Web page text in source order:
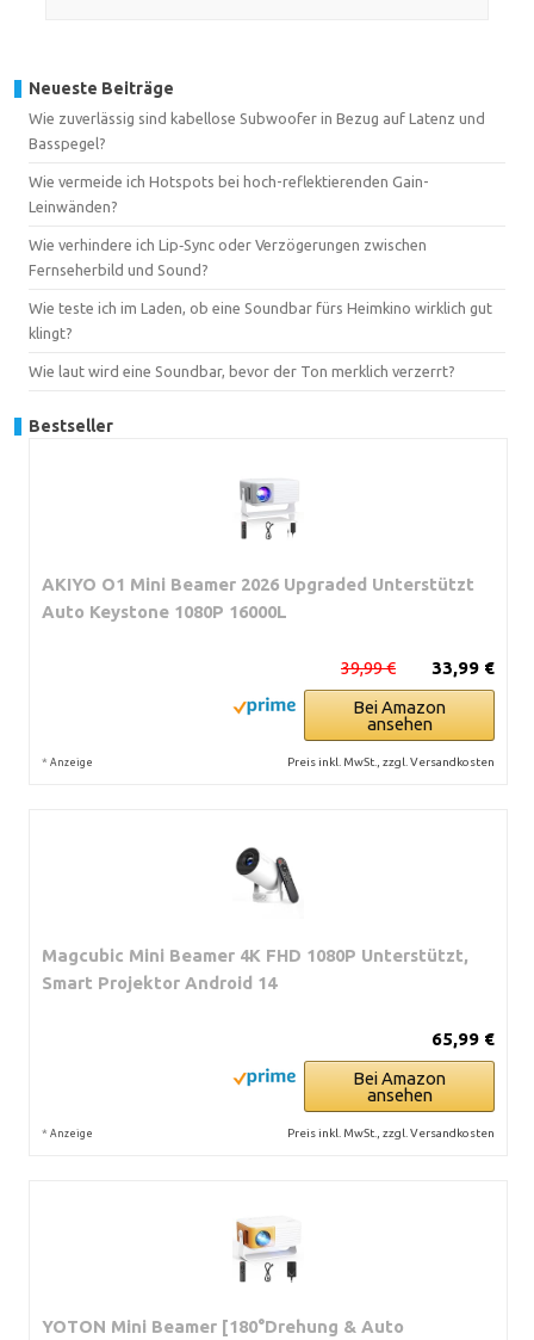
Neueste Beiträge
Wie zuverlässig sind kabellose Subwoofer in Bezug auf Latenz und
Basspegel?
Wie vermeide ich Hotspots bei hoch-reflektierenden Gain-
Leinwänden?
Wie verhindere ich Lip‑Sync oder Verzögerungen zwischen
Fernseherbild und Sound?
Wie teste ich im Laden, ob eine Soundbar fürs Heimkino wirklich gut
klingt?
Wie laut wird eine Soundbar, bevor der Ton merklich verzerrt?
Bestseller
AKIYO O1 Mini Beamer 2026 Upgraded Unterstützt
Auto Keystone 1080P 16000L
33,99 €
39,99 €
Bei Amazon
ansehen
* Anzeige Preis inkl. MwSt., zzgl. Versandkosten
Magcubic Mini Beamer 4K FHD 1080P Unterstützt,
Smart Projektor Android 14
65,99 €
Bei Amazon
ansehen
* Anzeige Preis inkl. MwSt., zzgl. Versandkosten
YOTON Mini Beamer [180°Drehung & Auto